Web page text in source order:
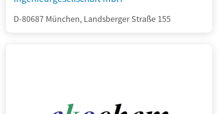
D-80687 München, Landsberger Straße 155